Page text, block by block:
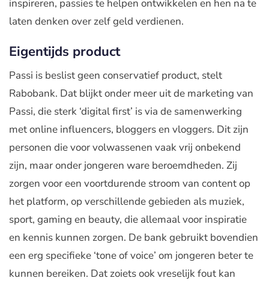
inspireren, passies te helpen ontwikkelen en hen na te
laten denken over zelf geld verdienen.
Eigentijds product
Passi is beslist geen conservatief product, stelt
Rabobank. Dat blijkt onder meer uit de marketing van
Passi, die sterk ‘digital first’ is via de samenwerking
met online influencers, bloggers en vloggers. Dit zijn
personen die voor volwassenen vaak vrij onbekend
zijn, maar onder jongeren ware beroemdheden. Zij
zorgen voor een voortdurende stroom van content op
het platform, op verschillende gebieden als muziek,
sport, gaming en beauty, die allemaal voor inspiratie
en kennis kunnen zorgen. De bank gebruikt bovendien
een erg specifieke ‘tone of voice’ om jongeren beter te
kunnen bereiken. Dat zoiets ook vreselijk fout kan